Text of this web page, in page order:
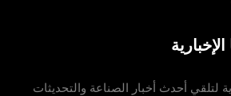
لتلقي أحدث أخبار الصناعة والتحديثات